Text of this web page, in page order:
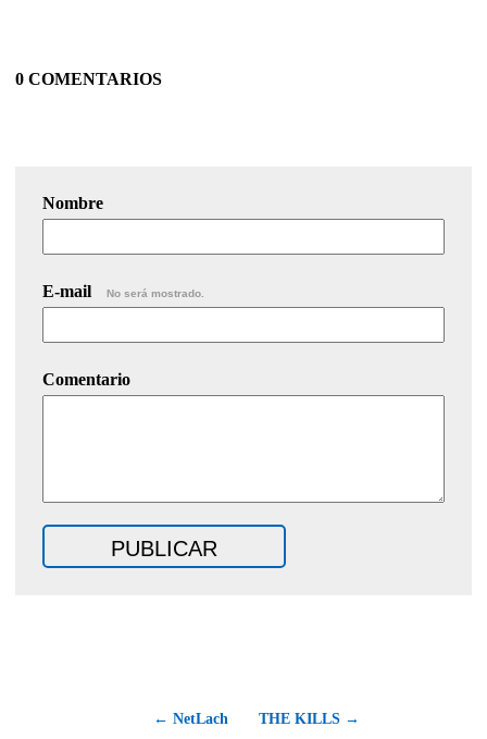
0 COMENTARIOS
Nombre
E-mail No será mostrado.
Comentario
← NetLach THE KILLS →